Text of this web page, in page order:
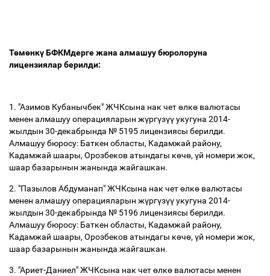
ТөмөнкүБФКМдерге жана алмашуу бюролоруна
лицензиялар берилди:
1. "Азимов Кубанычбек" ЖЧКсына нак четөлкө валютасы
менен алмашуу операцияларын жүргүзүүукугуна 2014-
жылдын 30-декабрында № 5195 лицензиясы берилди.
Алмашуу бюросу: Баткен областы, Кадамжай району,
Кадамжай шаары, Орозбеков атындагы көчө, үй номери жок,
шаар базарынын жанында жайгашкан.
2. "Пазылов Абдуманап" ЖЧКсына нак четөлкө валютасы
менен алмашуу операцияларын жүргүзүүукугуна 2014-
жылдын 30-декабрында № 5196 лицензиясы берилди.
Алмашуу бюросу: Баткен областы, Кадамжай району,
Кадамжай шаары, Орозбеков атындагы көчө, үй номери жок,
шаар базарынын жанында жайгашкан.
3. "Ариет-Даниел" ЖЧКсына нак четөлкө валютасы менен